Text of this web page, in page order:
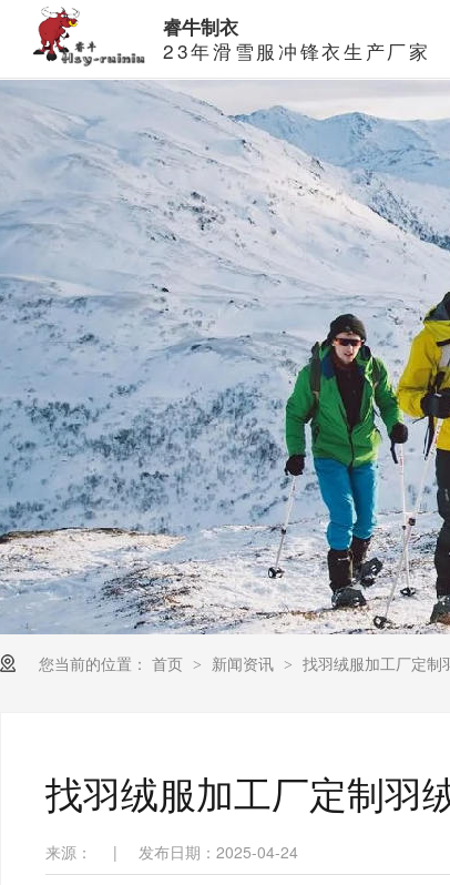
睿牛制衣
23年滑雪服冲锋衣生产厂家
您当前的位置： 首页 > 新闻资讯 > 找羽绒服加工厂定制
找羽绒服加工厂定制羽
来源： | 发布日期：2025-04-24